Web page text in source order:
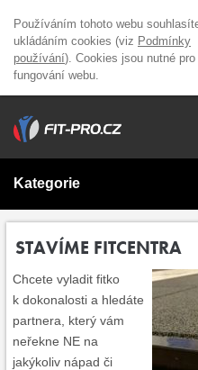
Používáním tohoto webu
ukládáním cookies (viz Podmínky
používání). Cookies jsou nutné pro
fungování webu.
GDPR
Kariéra
Magazín
Přihlášení
Kategorie
Doplňky stravy
OUTLET OBLEČENÍ
STAVÍME FITCENTRA
Chcete vyladit fitko
k dokonalosti a hledáte
partnera, který vám
neřekne NE na
jakýkoliv nápad či